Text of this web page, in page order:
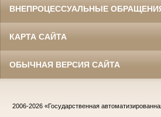
ВНЕПРОЦЕССУАЛЬНЫЕ
КАРТА САЙТА
ОБЫЧНАЯ ВЕРСИЯ САЙТА
2006-2026 «Государственная